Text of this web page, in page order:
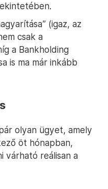
(igaz, az
csak a
a Bankholding
is ma már inkább
olyan ügyet, amely
öt hónapban,
várható reálisan a